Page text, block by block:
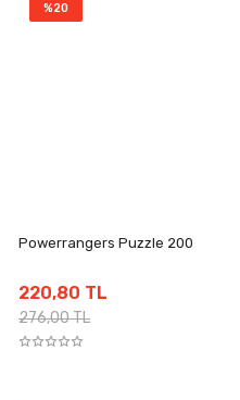
%20
Powerrangers Puzzle 200
220,80 TL
276,00 TL